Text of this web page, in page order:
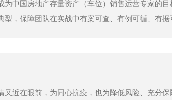
中国房地产存量资产（车位）销售运营专家的
，保障团队在实战中有案可查、有例可循、有据
近在眼前，为同心抗疫，也为降低风险、充分